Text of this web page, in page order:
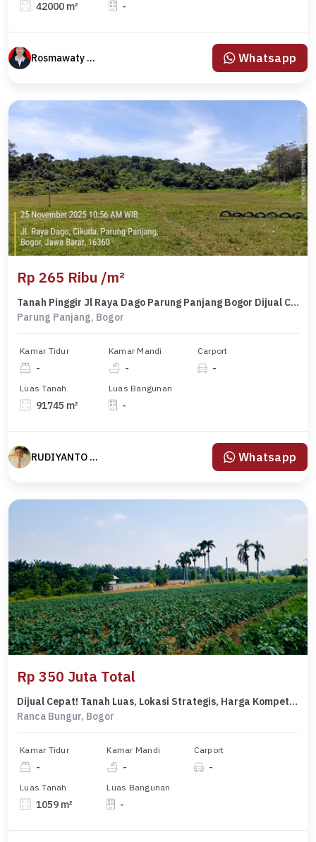
42000 m² -
Rosmawaty Manik Whatsapp
Rp 265 Ribu /m²
Tanah Pinggir Jl Raya Dago Parung Panjang Bogor Dijual Cepat
Parung Panjang, Bogor
Kamar Tidur
-
Kamar Mandi
-
Carport
-
Luas Tanah
91745 m²
Luas Bangunan
-
RUDIYANTO yanto Whatsapp
Rp 350 Juta Total
Dijual Cepat! Tanah Luas, Lokasi Strategis, Harga Kompetitif
Ranca Bungur, Bogor
Kamar Tidur
-
Kamar Mandi
-
Carport
-
Luas Tanah
1059 m²
Luas Bangunan
-